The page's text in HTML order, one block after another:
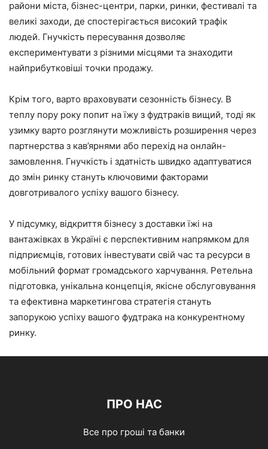
райони міста, бізнес-центри, парки, ринки, фестивалі та
великі заходи, де спостерігається високий трафік
людей. Гнучкість пересування дозволяє
експериментувати з різними місцями та знаходити
найприбутковіші точки продажу.
Крім того, варто враховувати сезонність бізнесу. В
теплу пору року попит на їжу з фудтраків вищий, тоді як
узимку варто розглянути можливість розширення через
партнерства з кав’ярнями або перехід на онлайн-
замовлення. Гнучкість і здатність швидко адаптуватися
до змін ринку стануть ключовими факторами
довготривалого успіху вашого бізнесу.
У підсумку, відкриття бізнесу з доставки їжі на
вантажівках в Україні є перспективним напрямком для
підприємців, готових інвестувати свій час та ресурси в
мобільний формат громадського харчування. Ретельна
підготовка, унікальна концепція, якісне обслуговування
та ефективна маркетингова стратегія стануть
запорукою успіху вашого фудтрака на конкурентному
ринку.
ПРО НАС
Все про гроші та банки